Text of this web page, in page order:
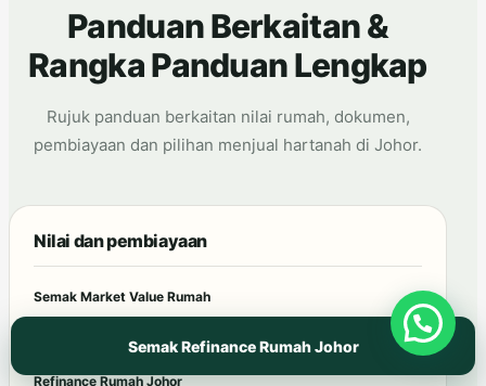
Panduan Berkaitan &
Rangka Panduan Lengkap
Rujuk panduan berkaitan nilai rumah, dokumen,
pembiayaan dan pilihan menjual hartanah di Johor.
Nilai dan pembiayaan
Semak Market Value Rumah
Bank Value Rumah
Refinance Rumah Johor
Semak Refinance Rumah Johor